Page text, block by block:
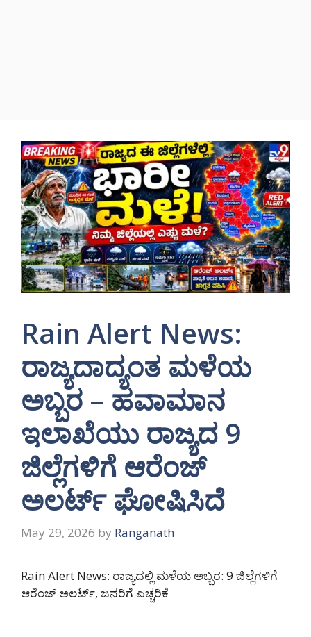
Rain Alert News:
ರಾಜ್ಯದಾದ್ಯಂತ ಮಳೆಯ
ಅಬ್ಬರ – ಹವಾಮಾನ
ಇಲಾಖೆಯು ರಾಜ್ಯದ 9
ಜಿಲ್ಲೆಗಳಿಗೆ ಆರೆಂಜ್
ಅಲರ್ಟ್ ಘೋಷಿಸಿದೆ
May 29, 2026 by Ranganath
Rain Alert News: ರಾಜ್ಯದಲ್ಲಿ ಮಳೆಯ ಅಬ್ಬರ: 9 ಜಿಲ್ಲೆಗಳಿಗೆ
ಆರೆಂಜ್ ಅಲರ್ಟ್, ಜನರಿಗೆ ಎಚ್ಚರಿಕೆ